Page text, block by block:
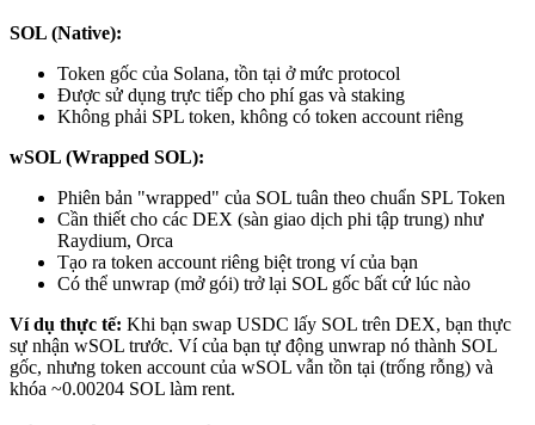
SOL (Native):
Token gốc của Solana, tồn tại ở mức protocol
Được sử dụng trực tiếp cho phí gas và staking
Không phải SPL token, không có token account riêng
wSOL (Wrapped SOL):
Phiên bản "wrapped" của SOL tuân theo chuẩn SPL Token
Cần thiết cho các DEX (sàn giao dịch phi tập trung) như
Raydium, Orca
Tạo ra token account riêng biệt trong ví của bạn
Có thể unwrap (mở gói) trở lại SOL gốc bất cứ lúc nào
Ví dụ thực tế: Khi bạn swap USDC lấy SOL trên DEX, bạn thực
sự nhận wSOL trước. Ví của bạn tự động unwrap nó thành SOL
gốc, nhưng token account của wSOL vẫn tồn tại (trống rỗng) và
khóa ~0.00204 SOL làm rent.